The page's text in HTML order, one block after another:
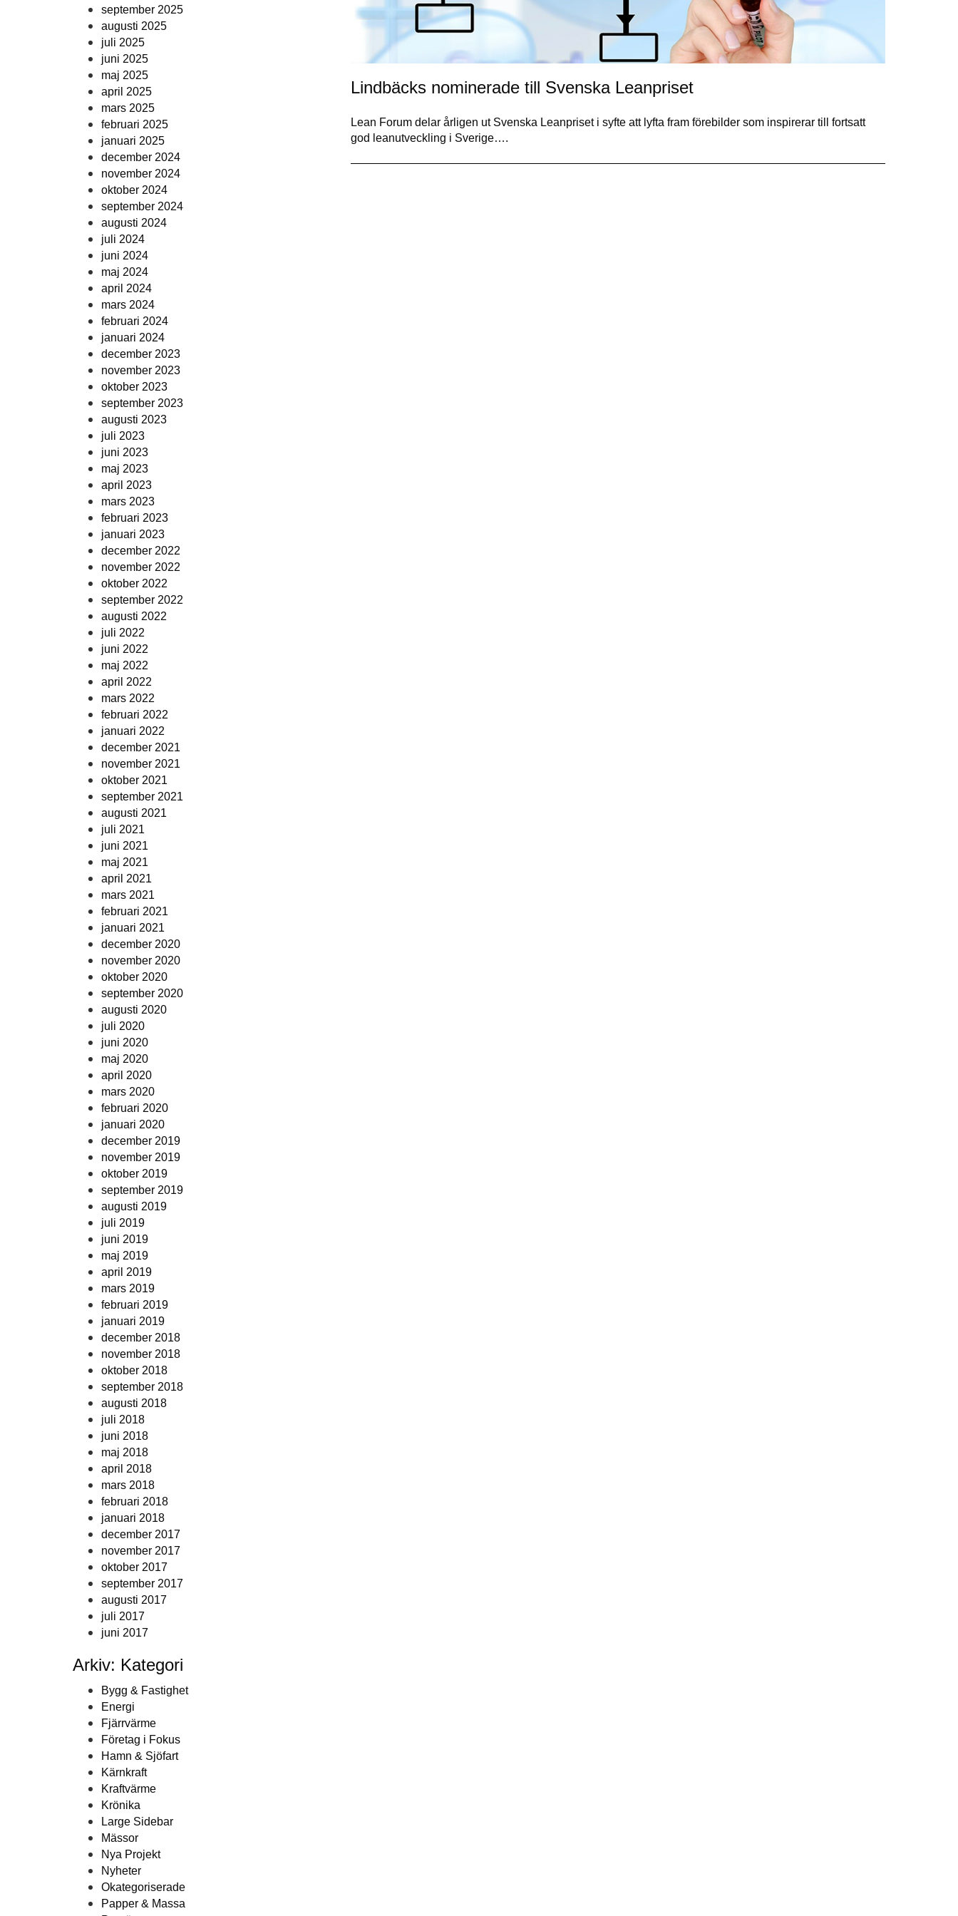
september 2025
augusti 2025
juli 2025
juni 2025
maj 2025
april 2025
mars 2025
februari 2025
januari 2025
december 2024
november 2024
oktober 2024
september 2024
augusti 2024
juli 2024
juni 2024
maj 2024
april 2024
mars 2024
februari 2024
januari 2024
december 2023
november 2023
oktober 2023
september 2023
augusti 2023
juli 2023
juni 2023
maj 2023
april 2023
mars 2023
februari 2023
januari 2023
december 2022
november 2022
oktober 2022
september 2022
augusti 2022
juli 2022
juni 2022
maj 2022
april 2022
mars 2022
februari 2022
januari 2022
december 2021
november 2021
oktober 2021
september 2021
augusti 2021
juli 2021
juni 2021
maj 2021
april 2021
mars 2021
februari 2021
januari 2021
december 2020
november 2020
oktober 2020
september 2020
augusti 2020
juli 2020
juni 2020
maj 2020
april 2020
mars 2020
februari 2020
januari 2020
december 2019
november 2019
oktober 2019
september 2019
augusti 2019
juli 2019
juni 2019
maj 2019
april 2019
mars 2019
februari 2019
januari 2019
december 2018
november 2018
oktober 2018
september 2018
augusti 2018
juli 2018
juni 2018
maj 2018
april 2018
mars 2018
februari 2018
januari 2018
december 2017
november 2017
oktober 2017
september 2017
augusti 2017
juli 2017
juni 2017
Arkiv: Kategori
Bygg & Fastighet
Energi
Fjärrvärme
Företag i Fokus
Hamn & Sjöfart
Kärnkraft
Kraftvärme
Krönika
Large Sidebar
Mässor
Nya Projekt
Nyheter
Okategoriserade
Papper & Massa
Lindbäcks nominerade till Svenska Leanpriset
Lean Forum delar årligen ut Svenska Leanpriset i syfte att lyfta fram förebilder som inspirerar till fortsatt
god leanutveckling i Sverige….